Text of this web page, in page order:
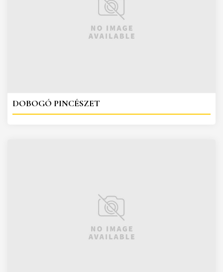
DOBOGÓ PINCÉSZET